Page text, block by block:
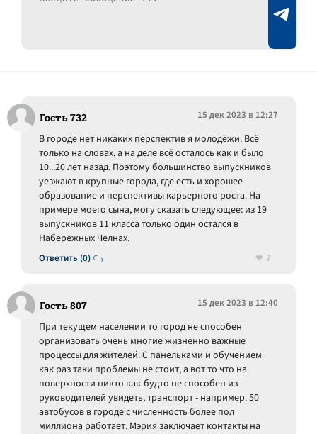
Гость 732 15 дек 2023 в 12:27
Ответить (0)
В городе нет никаких перспектив я молодёжи. Всё
только на словах, а на деле всё осталось как и было
10...20 лет назад. Поэтому большинство выпускников
уезжают в крупные города, где есть и хорошее
образование и перспективы карьерного роста. На
примере моего сына, могу сказать следующее: из 19
выпускников 11 класса только один остался в
Набережных Челнах.
7
Гость 807 15 дек 2023 в 12:40
При текущем населении то город не способен
организовать очень многие жизненно важные
процессы для жителей. С панельками и обучением
как раз таки проблемы не стоит, а вот то что на
поверхности никто как-будто не способен из
руководителей увидеть, транспорт - например. 50
автобусов в городе с численность более пол
миллиона работает. Мэрия заключает контакты на